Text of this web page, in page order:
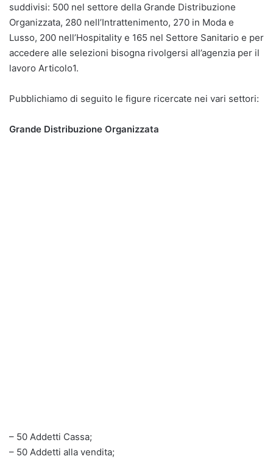
suddivisi: 500 nel settore della Grande Distribuzione
Organizzata, 280 nell’Intrattenimento, 270 in Moda e
Lusso, 200 nell’Hospitality e 165 nel Settore Sanitario e per
accedere alle selezioni bisogna rivolgersi all’agenzia per il
lavoro Articolo1.
Pubblichiamo di seguito le figure ricercate nei vari settori:
Grande Distribuzione Organizzata
– 50 Addetti Cassa;
– 50 Addetti alla vendita;